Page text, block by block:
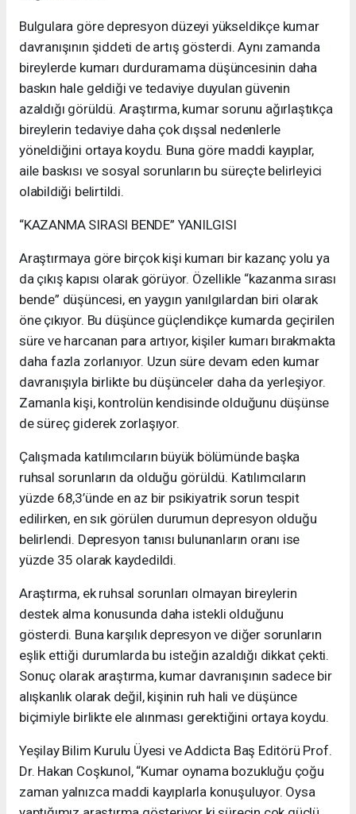
Bulgulara göre depresyon düzeyi yükseldikçe kumar
davranışının şiddeti de artış gösterdi. Aynı zamanda
bireylerde kumarı durduramama düşüncesinin daha
baskın hale geldiği ve tedaviye duyulan güvenin
azaldığı görüldü. Araştırma, kumar sorunu ağırlaştıkça
bireylerin tedaviye daha çok dışsal nedenlerle
yöneldiğini ortaya koydu. Buna göre maddi kayıplar,
aile baskısı ve sosyal sorunların bu süreçte belirleyici
olabildiği belirtildi.
“KAZANMA SIRASI BENDE” YANILGISI
Araştırmaya göre birçok kişi kumarı bir kazanç yolu ya
da çıkış kapısı olarak görüyor. Özellikle “kazanma sırası
bende” düşüncesi, en yaygın yanılgılardan biri olarak
öne çıkıyor. Bu düşünce güçlendikçe kumarda geçirilen
süre ve harcanan para artıyor, kişiler kumarı bırakmakta
daha fazla zorlanıyor. Uzun süre devam eden kumar
davranışıyla birlikte bu düşünceler daha da yerleşiyor.
Zamanla kişi, kontrolün kendisinde olduğunu düşünse
de süreç giderek zorlaşıyor.
Çalışmada katılımcıların büyük bölümünde başka
ruhsal sorunların da olduğu görüldü. Katılımcıların
yüzde 68,3’ünde en az bir psikiyatrik sorun tespit
edilirken, en sık görülen durumun depresyon olduğu
belirlendi. Depresyon tanısı bulunanların oranı ise
yüzde 35 olarak kaydedildi.
Araştırma, ek ruhsal sorunları olmayan bireylerin
destek alma konusunda daha istekli olduğunu
gösterdi. Buna karşılık depresyon ve diğer sorunların
eşlik ettiği durumlarda bu isteğin azaldığı dikkat çekti.
Sonuç olarak araştırma, kumar davranışının sadece bir
alışkanlık olarak değil, kişinin ruh hali ve düşünce
biçimiyle birlikte ele alınması gerektiğini ortaya koydu.
Yeşilay Bilim Kurulu Üyesi ve Addicta Baş Editörü Prof.
Dr. Hakan Coşkunol, “Kumar oynama bozukluğu çoğu
zaman yalnızca maddi kayıplarla konuşuluyor. Oysa